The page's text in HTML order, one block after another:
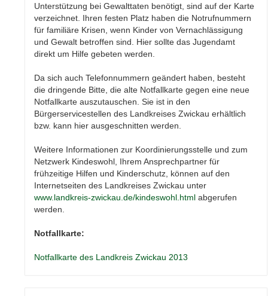
Unterstützung bei Gewalttaten benötigt, sind auf der Karte
verzeichnet. Ihren festen Platz haben die Notrufnummern
für familiäre Krisen, wenn Kinder von Vernachlässigung
und Gewalt betroffen sind. Hier sollte das Jugendamt
direkt um Hilfe gebeten werden.
Da sich auch Telefonnummern geändert haben, besteht
die dringende Bitte, die alte Notfallkarte gegen eine neue
Notfallkarte auszutauschen. Sie ist in den
Bürgerservicestellen des Landkreises Zwickau erhältlich
bzw. kann hier ausgeschnitten werden.
Weitere Informationen zur Koordinierungsstelle und zum
Netzwerk Kindeswohl, Ihrem Ansprechpartner für
frühzeitige Hilfen und Kinderschutz, können auf den
Internetseiten des Landkreises Zwickau unter
www.landkreis-zwickau.de/kindeswohl.html abgerufen
werden.
Notfallkarte:
Notfallkarte des Landkreis Zwickau 2013